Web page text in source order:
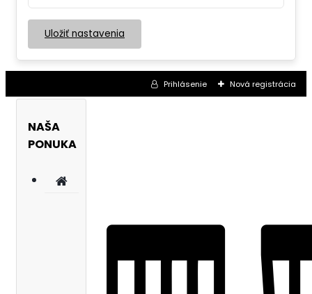
Uložiť nastavenia
Prihlásenie Nová registrácia
NAŠA
PONUKA